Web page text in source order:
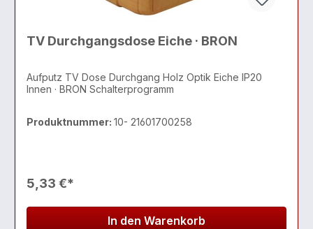
TV Durchgangsdose Eiche · BRON
Aufputz TV Dose Durchgang Holz Optik Eiche IP20
Innen · BRON Schalterprogramm
Produktnummer: 10- 21601700258
5,33 €*
In den Warenkorb